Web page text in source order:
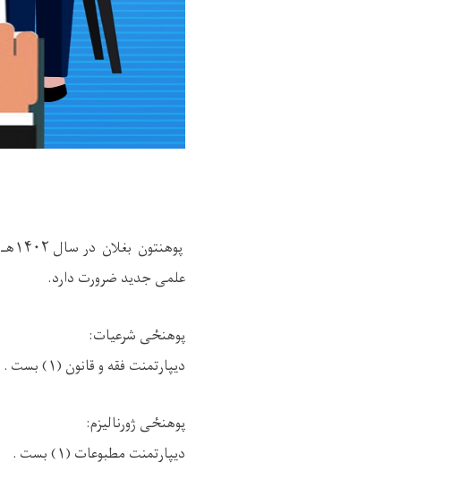
پوهنتون بغلان در سال ۱۴۰۲
علمی جدید ضرورت دارد.
پوهنځی شرعیات:
دیپارتمنت فقه و قانون (۱) بست .
پوهنځی ژورنالیزم:
دیپارتمنت مطبوعات (۱) بست .